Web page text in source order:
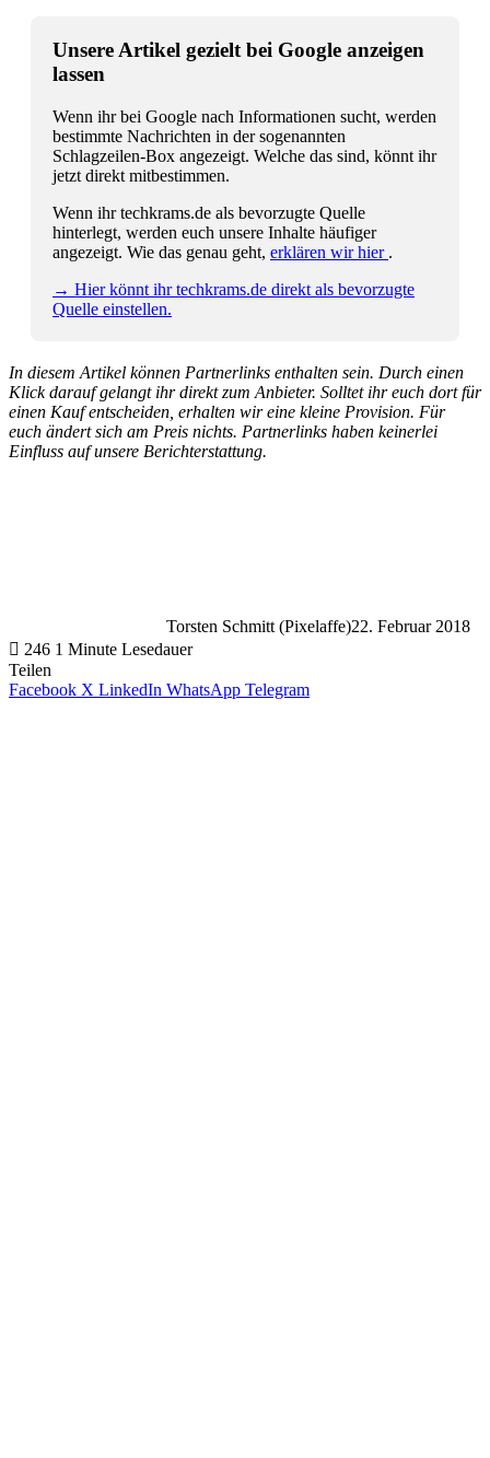
Unsere Artikel gezielt bei Google anzeigen
lassen
Wenn ihr bei Google nach Informationen sucht, werden
bestimmte Nachrichten in der sogenannten
Schlagzeilen-Box angezeigt. Welche das sind, könnt ihr
jetzt direkt mitbestimmen.
Wenn ihr techkrams.de als bevorzugte Quelle
hinterlegt, werden euch unsere Inhalte häufiger
angezeigt. Wie das genau geht, erklären wir hier .
→ Hier könnt ihr techkrams.de direkt als bevorzugte
Quelle einstellen.
In diesem Artikel können Partnerlinks enthalten sein. Durch einen
Klick darauf gelangt ihr direkt zum Anbieter. Solltet ihr euch dort für
einen Kauf entscheiden, erhalten wir eine kleine Provision. Für
euch ändert sich am Preis nichts. Partnerlinks haben keinerlei
Einfluss auf unsere Berichterstattung.
Torsten Schmitt (Pixelaffe)22. Februar 2018
246 1 Minute Lesedauer
Teilen
Facebook X LinkedIn WhatsApp Telegram